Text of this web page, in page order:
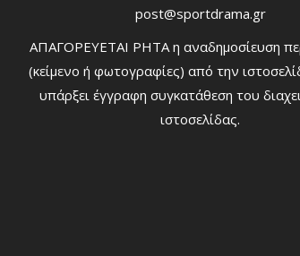
post@sportdrama.gr
ΑΠΑΓΟΡΕΥΕΤΑΙ ΡΗΤΑ η αναδημοσίευση
(κείμενο ή φωτογραφίες) από την
υπάρξει έγγραφη συγκατάθεση του
ιστοσελίδας.